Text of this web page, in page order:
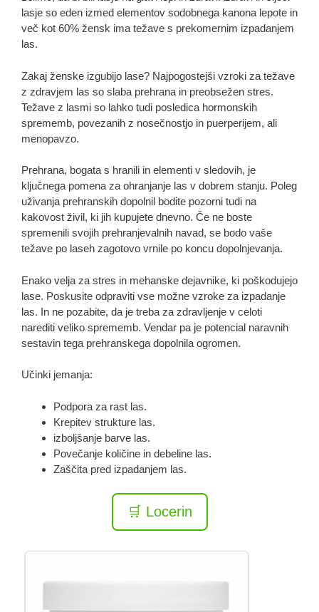
lasje so eden izmed elementov sodobnega kanona lepote in
več kot 60% žensk ima težave s prekomernim izpadanjem
las.
Zakaj ženske izgubijo lase? Najpogostejši vzroki za težave
z zdravjem las so slaba prehrana in preobsežen stres.
Težave z lasmi so lahko tudi posledica hormonskih
sprememb, povezanih z nosečnostjo in puerperijem, ali
menopavzo.
Prehrana, bogata s hranili in elementi v sledovih, je
ključnega pomena za ohranjanje las v dobrem stanju. Poleg
uživanja prehranskih dopolnil bodite pozorni tudi na
kakovost živil, ki jih kupujete dnevno. Če ne boste
spremenili svojih prehranjevalnih navad, se bodo vaše
težave po laseh zagotovo vrnile po koncu dopolnjevanja.
Enako velja za stres in mehanske dejavnike, ki poškodujejo
lase. Poskusite odpraviti vse možne vzroke za izpadanje
las. In ne pozabite, da je treba za zdravljenje v celoti
narediti veliko sprememb. Vendar pa je potencial naravnih
sestavin tega prehranskega dopolnila ogromen.
Učinki jemanja:
Podpora za rast las.
Krepitev strukture las.
izboljšanje barve las.
Povečanje količine in debeline las.
Zaščita pred izpadanjem las.
🛒 Locerin